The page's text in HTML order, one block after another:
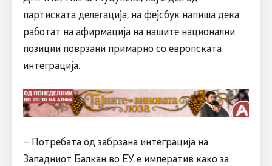
партиската делегација, на фејсбук напиша дека
работат на афирмација на нашите национални
позиции поврзани примарно со европската
интеграција.
– Потребата од забрзана интеграција на
Западниот Балкан во ЕУ е императив како за